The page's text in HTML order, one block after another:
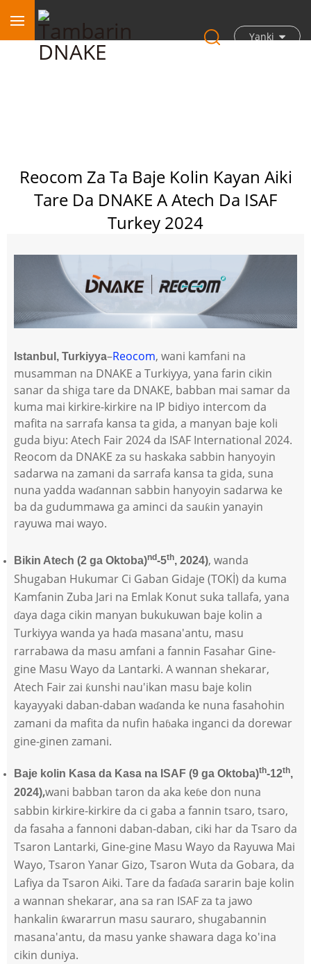
Yanki
Reocom Za Ta Baje Kolin Kayan Aiki
Tare Da DNAKE A Atech Da ISAF
Turkey 2024
Istanbul, Turkiyya–Reocom, wani kamfani na
musamman na DNAKE a Turkiyya, yana farin cikin
sanar da shiga tare da DNAKE, babban mai samar da
kuma mai kirkire-kirkire na IP bidiyo intercom da
mafita na sarrafa kansa ta gida, a manyan baje koli
guda biyu: Atech Fair 2024 da ISAF International 2024.
Reocom da DNAKE za su haskaka sabbin hanyoyin
sadarwa na zamani da sarrafa kansa ta gida, suna
nuna yadda waɗannan sabbin hanyoyin sadarwa ke
ba da gudummawa ga aminci da sauƙin yanayin
rayuwa mai wayo.
Bikin Atech (2 ga Oktoba)nd-5th, 2024), wanda
Shugaban Hukumar Ci Gaban Gidaje (TOKİ) da kuma
Kamfanin Zuba Jari na Emlak Konut suka tallafa, yana
ɗaya daga cikin manyan bukukuwan baje kolin a
Turkiyya wanda ya haɗa masana'antu, masu
rarrabawa da masu amfani a fannin Fasahar Gine-
gine Masu Wayo da Lantarki. A wannan shekarar,
Atech Fair zai ƙunshi nau'ikan masu baje kolin
kayayyaki daban-daban waɗanda ke nuna fasahohin
zamani da mafita da nufin haɓaka inganci da dorewar
gine-ginen zamani.
Baje kolin Kasa da Kasa na ISAF (9 ga Oktoba)th-12th,
2024),wani babban taron da aka keɓe don nuna
sabbin kirkire-kirkire da ci gaba a fannin tsaro, tsaro,
da fasaha a fannoni daban-daban, ciki har da Tsaro da
Tsaron Lantarki, Gine-gine Masu Wayo da Rayuwa Mai
Wayo, Tsaron Yanar Gizo, Tsaron Wuta da Gobara, da
Lafiya da Tsaron Aiki. Tare da faɗaɗa sararin baje kolin
a wannan shekarar, ana sa ran ISAF za ta jawo
hankalin ƙwararrun masu sauraro, shugabannin
masana'antu, da masu yanke shawara daga ko'ina
cikin duniya.